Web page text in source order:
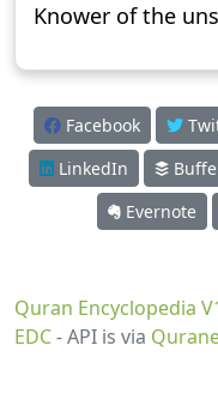
Knower of the
Facebook
LinkedIn
Evernote
Quran Encyclopedia
EDC- API is via